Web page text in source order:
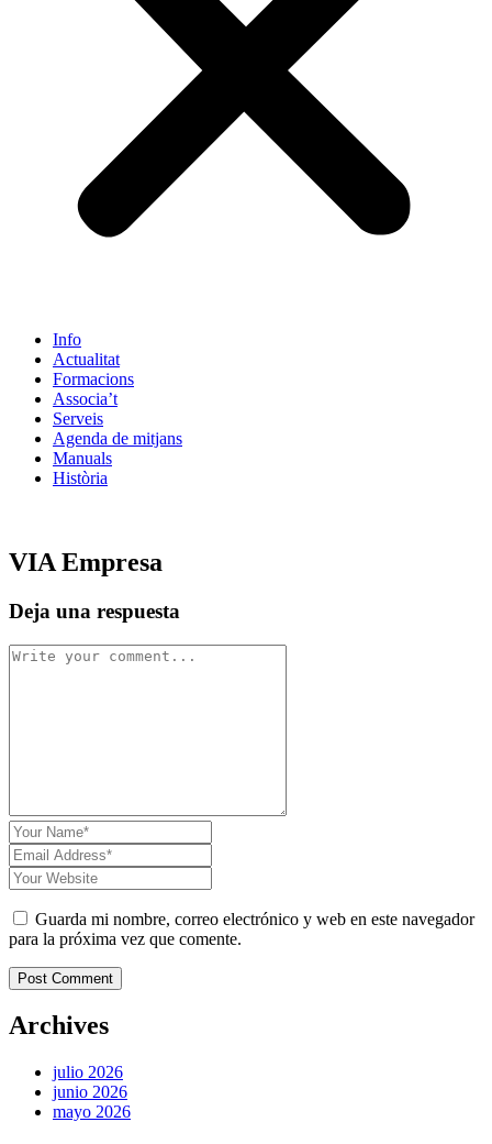
Info
Actualitat
Formacions
Associa’t
Serveis
Agenda de mitjans
Manuals
Història
VIA Empresa
Deja una respuesta
Guarda mi nombre, correo electrónico y web en este navegador
para la próxima vez que comente.
Post Comment
Archives
julio 2026
junio 2026
mayo 2026